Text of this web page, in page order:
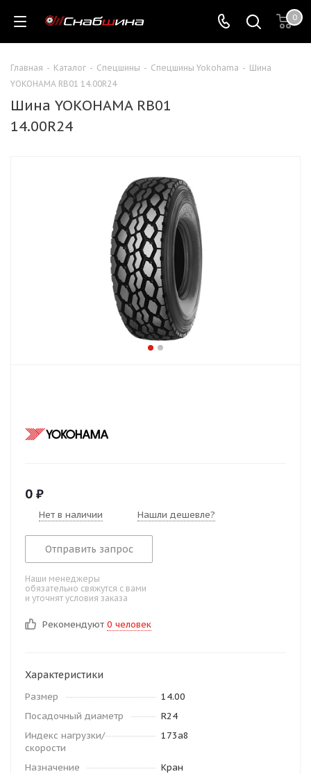
0
Главная - Каталог - Спецшины - Спецшины Yokohama - Шина
YOKOHAMA RB01 14.00R24
Шина YOKOHAMA RB01
14.00R24
0 ₽
Нет в наличии Нашли дешевле?
Отправить запрос
Наши менеджеры
обязательно свяжутся с вами
и уточнят условия заказа
Рекомендуют 0 человек
Характеристики
Размер
14.00
Посадочный диаметр
R24
Индекс нагрузки/
скорости
173a8
Назначение
Кран